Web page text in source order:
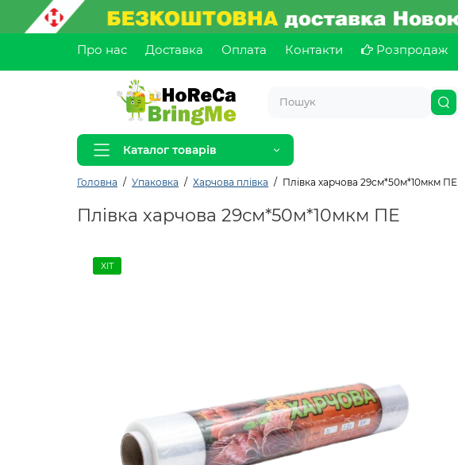
Про нас Доставка Оплата Контакти Розпродаж
Каталог товарів
Головна Упаковка Харчова плівка Плівка харчова 29см*50м*10мкм ПЕ
Плівка харчова 29см*50м*10мкм ПЕ
ХІТ